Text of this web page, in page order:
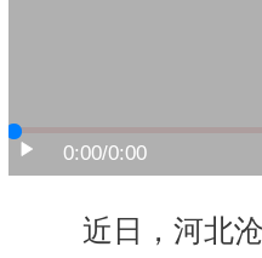
0:00/0:00
近日，河北沧